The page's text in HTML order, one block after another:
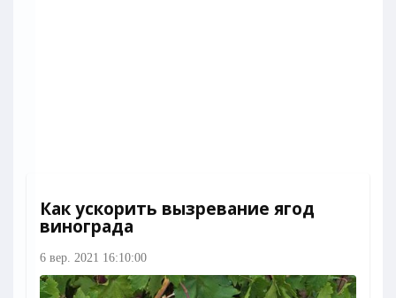
Как ускорить вызревание ягод
винограда
6 вер. 2021 16:10:00